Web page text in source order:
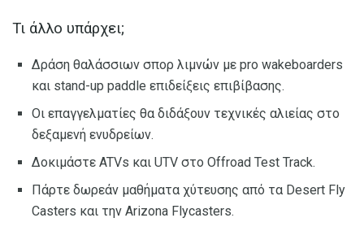
Τι άλλο υπάρχει;
Δράση θαλάσσιων σπορ λιμνών με pro wakeboarders
και stand-up paddle επιδείξεις επιβίβασης.
Οι επαγγελματίες θα διδάξουν τεχνικές αλιείας στο
δεξαμενή ενυδρείων.
Δοκιμάστε ATVs και UTV στο Offroad Test Track.
Πάρτε δωρεάν μαθήματα χύτευσης από τα Desert Fly
Casters και την Arizona Flycasters.